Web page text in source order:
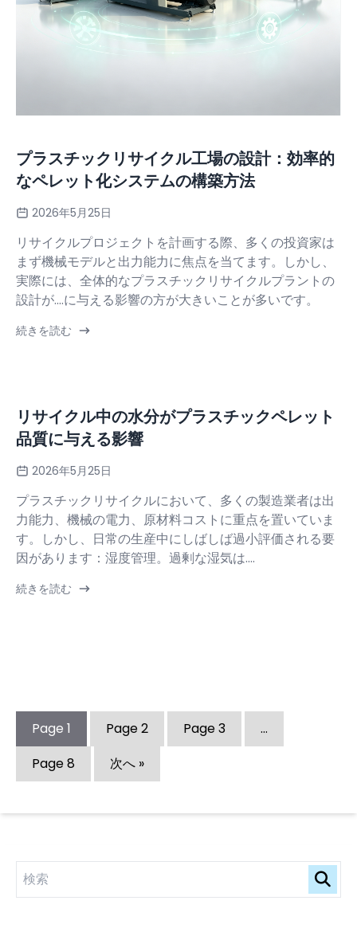
プラスチックリサイクル工場の設計：効率的
なペレット化システムの構築方法
2026年5月25日
リサイクルプロジェクトを計画する際、多くの投資家は
まず機械モデルと出力能力に焦点を当てます。しかし、
実際には、全体的なプラスチックリサイクルプラントの
設計が....に与える影響の方が大きいことが多いです。
続きを読む
リサイクル中の水分がプラスチックペレット
品質に与える影響
2026年5月25日
プラスチックリサイクルにおいて、多くの製造業者は出
力能力、機械の電力、原材料コストに重点を置いていま
す。しかし、日常の生産中にしばしば過小評価される要
因があります：湿度管理。過剰な湿気は....
続きを読む
Page 1 Page2 Page3
…
Page8 次へ »